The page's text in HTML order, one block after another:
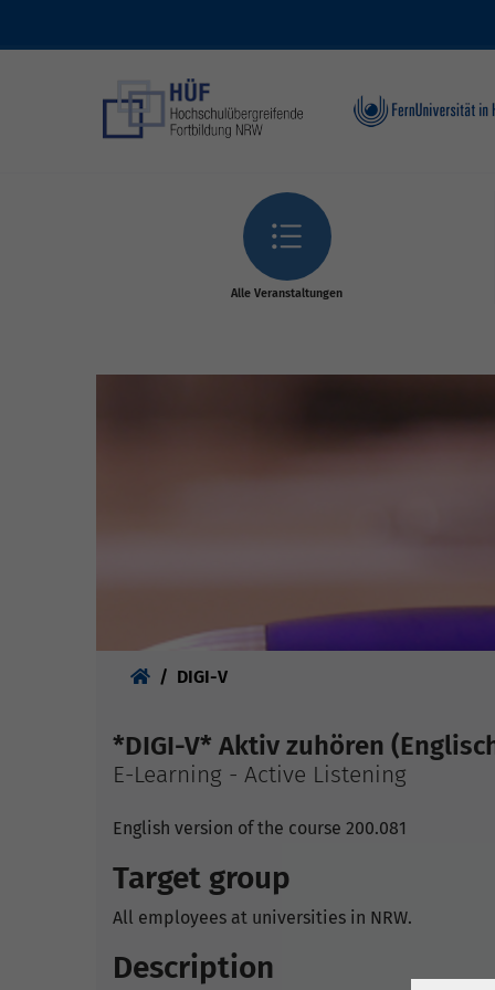
Alle Veranstaltungen
DIGI-V
*DIGI-V* Aktiv zuhören
E-Learning - Active Listening
English version of the course 200.081
Target group
All employees at universities in NRW.
Description